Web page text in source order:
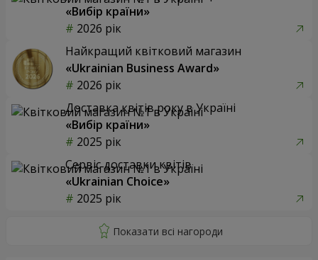
«Вибір країни»
2026 рік
Найкращий квітковий магазин
«Ukrainian Business Award»
2026 рік
Доставка квітів року в Україні
«Вибір країни»
2025 рік
Сервіс доставки квітів
«Ukrainian Choice»
2025 рік